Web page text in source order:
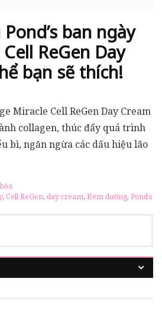
ban ngày
ReGen Day
bạn sẽ thích!
Miracle Cell ReGen Day Cream
collagen, thúc đẩy quá trình
bì, ngăn ngừa các dấu hiệu lão
, Cell ReGen, day cream, Kem dưỡng, Pond’s